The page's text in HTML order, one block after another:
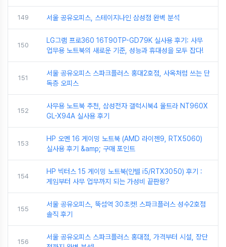
149 서울 공유오피스, 스테이지나인 삼성점 완벽 분석
150
LG그램 프로360 16T90TP-GD79K 실사용 후기: 사무
업무용 노트북의 새로운 기준, 성능과 휴대성을 모두 잡다!
151
서울 공유오피스 스파크플러스 홍대2호점, 사옥처럼 쓰는 단
독층 오피스
152
사무용 노트북 추천, 삼성전자 갤럭시북4 울트라 NT960X
GL-X94A 실사용 후기
153
HP 오멘 16 게이밍 노트북 (AMD 라이젠9, RTX5060)
실사용 후기 &amp; 구매 포인트
154
HP 빅터스 15 게이밍 노트북(인텔 i5/RTX3050) 후기 :
게임부터 사무 업무까지 되는 가성비 끝판왕?
155
서울 공유오피스, 뚝섬역 30초컷! 스파크플러스 성수2호점
솔직 후기
156
서울 공유오피스 스파크플러스 홍대점, 가격부터 시설, 장단